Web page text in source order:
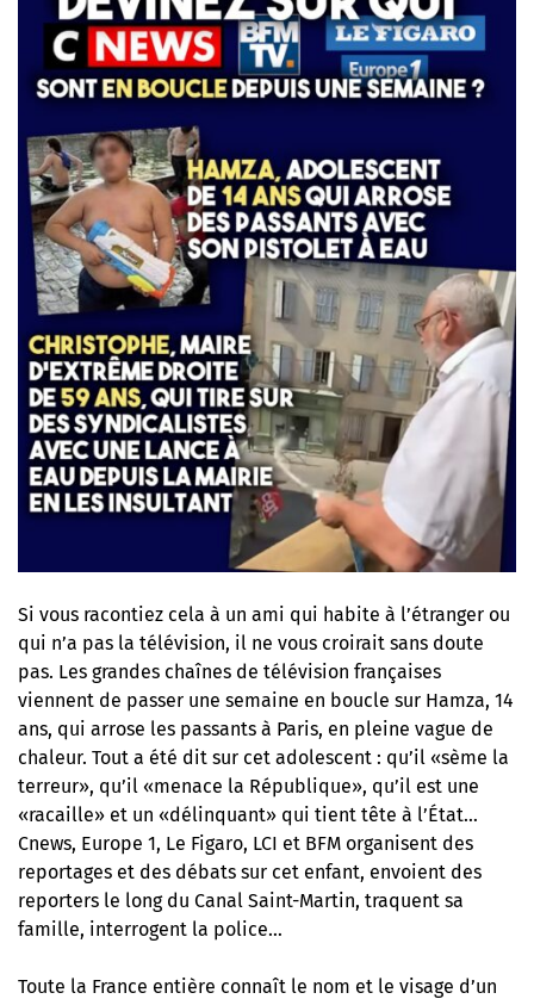
Si vous racontiez cela à un ami qui habite à l’étranger ou
qui n’a pas la télévision, il ne vous croirait sans doute
pas. Les grandes chaînes de télévision françaises
viennent de passer une semaine en boucle sur Hamza, 14
ans, qui arrose les passants à Paris, en pleine vague de
chaleur. Tout a été dit sur cet adolescent : qu’il «sème la
terreur», qu’il «menace la République», qu’il est une
«racaille» et un «délinquant» qui tient tête à l’État…
Cnews, Europe 1, Le Figaro, LCI et BFM organisent des
reportages et des débats sur cet enfant, envoient des
reporters le long du Canal Saint-Martin, traquent sa
famille, interrogent la police…
Toute la France entière connaît le nom et le visage d’un